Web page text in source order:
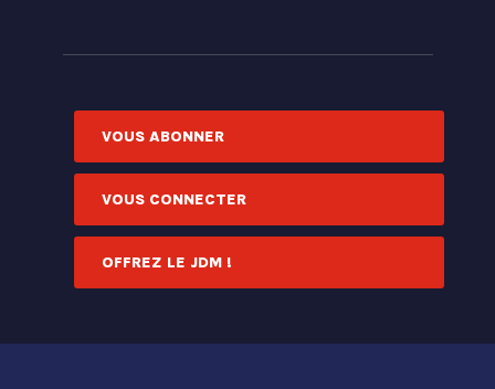
VOUS ABONNER
VOUS CONNECTER
OFFREZ LE JDM !